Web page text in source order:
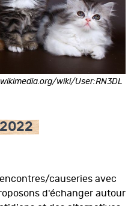
wiki/User:RN3DL
causeries avec
d'échanger autour